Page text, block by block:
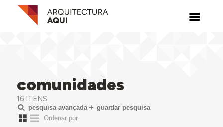
comunidades
16 ITENS
pesquisa avançada guardar pesquisa